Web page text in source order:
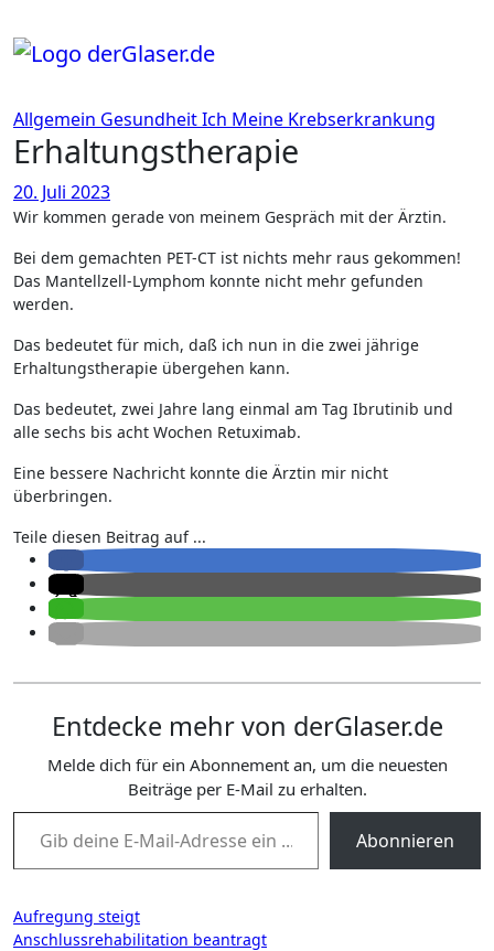
Inhalt
springen
Allgemein GesundheitIch Meine Krebserkrankung
Erhaltungstherapie
20. Juli 2023
Wir kommen gerade von meinem Gespräch mit der Ärztin.
Bei dem gemachten PET-CT ist nichts mehr raus gekommen!
Das Mantellzell-Lymphom konnte nicht mehr gefunden
werden.
Das bedeutet für mich, daß ich nun in die zwei jährige
Erhaltungstherapie übergehen kann.
Das bedeutet, zwei Jahre lang einmal am Tag Ibrutinib und
alle sechs bis acht Wochen Retuximab.
Eine bessere Nachricht konnte die Ärztin mir nicht
überbringen.
Teile diesen Beitrag auf ...
Entdecke mehr von derGlaser.de
Melde dich für ein Abonnement an, um die neuesten
Beiträge per E-Mail zu erhalten.
Gib deine E-Mail-Adresse ein ...
Abonnieren
Beitragsnavigation
Aufregung steigt
Anschlussrehabilitation beantragt